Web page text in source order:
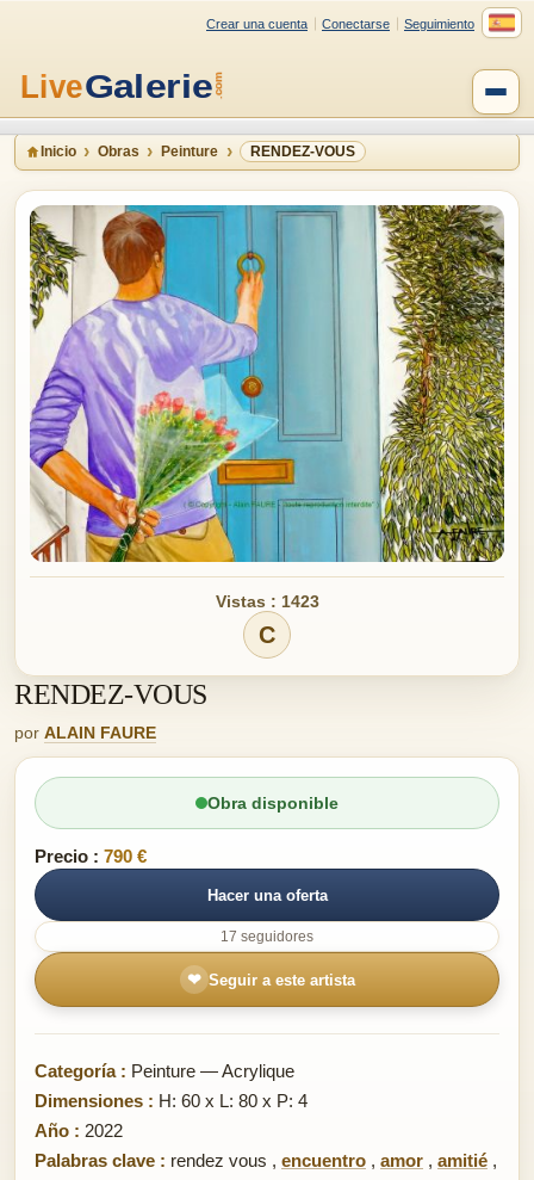
Crear una cuenta Conectarse Seguimiento
Inicio Obras Peinture RENDEZ-VOUS
Vistas : 1423
C
RENDEZ-VOUS
por ALAIN FAURE
Obra disponible
Precio : 790 €
Hacer una oferta
17 seguidores
❤ Seguir a este artista
Categoría : Peinture — Acrylique
Dimensiones : H: 60 x L: 80 x P: 4
Año : 2022
Palabras clave : rendez vous , encuentro , amor , amitié ,